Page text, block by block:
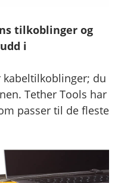
tilkoblinger og
i
du
Tether Tools har
passer til de fleste